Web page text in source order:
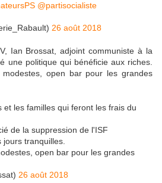
@partisocialiste
26 août 2018
Ian Brossat, adjoint communiste à la
une politique qui bénéficie aux riches.
open bar pour les grandes
et les familles qui feront les frais du
de la suppression de l'ISF
tranquilles.
open bar pour les grandes
26 août 2018